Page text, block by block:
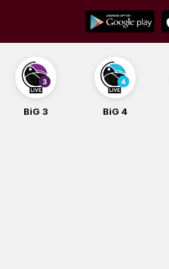
content
BiG 3 BiG 4